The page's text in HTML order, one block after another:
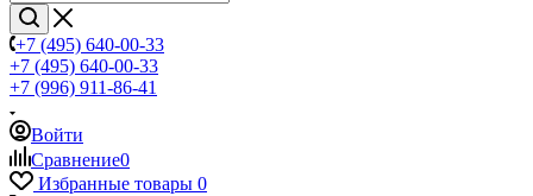
+7 (495) 640-00-33
+7 (495) 640-00-33
+7 (996) 911-86-41
Войти
Сравнение0
Избранные товары 0